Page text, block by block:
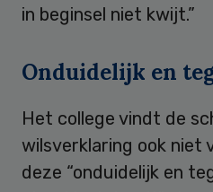
in beginsel niet kwijt.”
Onduidelijk en
Het college vindt de
wilsverklaring ook niet
deze “onduidelijk en